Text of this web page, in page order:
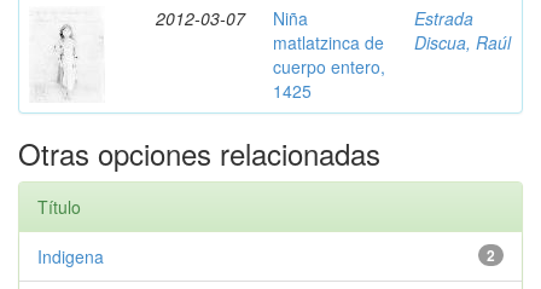
2012-03-07
Niña
matlatzinca de
cuerpo entero,
1425
Estrada
Discua, Raúl
Otras opciones relacionadas
Título
2
Indigena